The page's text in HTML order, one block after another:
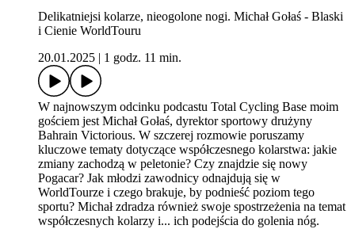
Delikatniejsi kolarze, nieogolone nogi. Michał Gołaś - Blaski
i Cienie WorldTouru
20.01.2025
1 godz. 11 min.
W najnowszym odcinku podcastu Total Cycling Base moim
gościem jest Michał Gołaś, dyrektor sportowy drużyny
Bahrain Victorious. W szczerej rozmowie poruszamy
kluczowe tematy dotyczące współczesnego kolarstwa: jakie
zmiany zachodzą w peletonie? Czy znajdzie się nowy
Pogacar? Jak młodzi zawodnicy odnajdują się w
WorldTourze i czego brakuje, by podnieść poziom tego
sportu? Michał zdradza również swoje spostrzeżenia na temat
współczesnych kolarzy i... ich podejścia do golenia nóg.